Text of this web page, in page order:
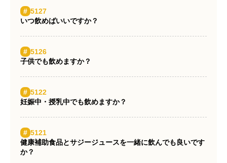
Same category
# 5127
いつ飲めばいいですか？
# 5126
子供でも飲めますか？
# 5122
妊娠中・授乳中でも飲めますか？
# 5121
健康補助食品とサジージュースを一緒に飲んでも良いです
か？